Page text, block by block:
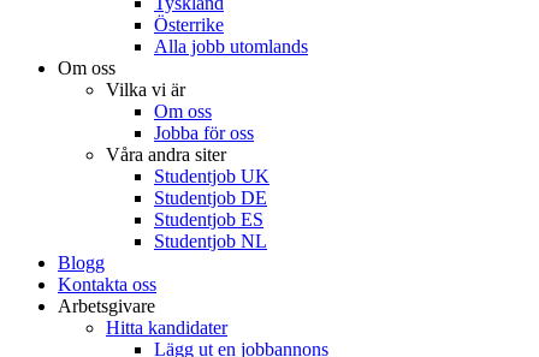
Österrike
Alla jobb utomlands
Om oss
Vilka vi är
Om oss
Jobba för oss
Våra andra siter
Studentjob UK
Studentjob DE
Studentjob ES
Studentjob NL
Blogg
Kontakta oss
Arbetsgivare
Hitta kandidater
Lägg ut en jobbannons